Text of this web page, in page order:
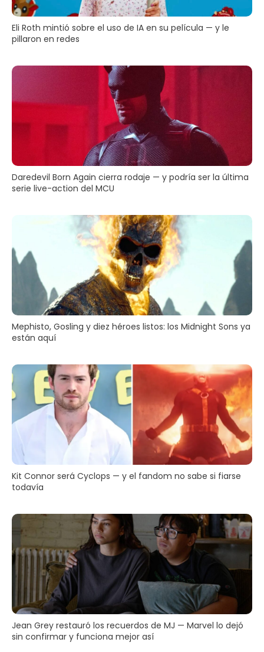
Eli Roth mintió sobre el uso de IA en su película — y le
pillaron en redes
Daredevil Born Again cierra rodaje — y podría ser la última
serie live-action del MCU
Mephisto, Gosling y diez héroes listos: los Midnight Sons ya
están aquí
Kit Connor será Cyclops — y el fandom no sabe si fiarse
todavía
Jean Grey restauró los recuerdos de MJ — Marvel lo dejó
sin confirmar y funciona mejor así